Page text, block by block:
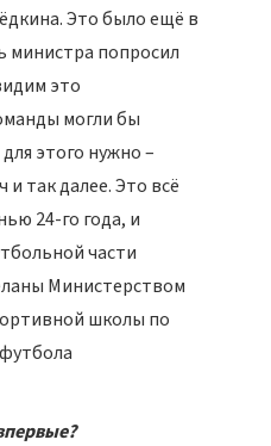
Это было ещё в
министра попросил
это
могли бы
этого нужно –
так далее. Это всё
24-го года, и
части
Министерством
школы по